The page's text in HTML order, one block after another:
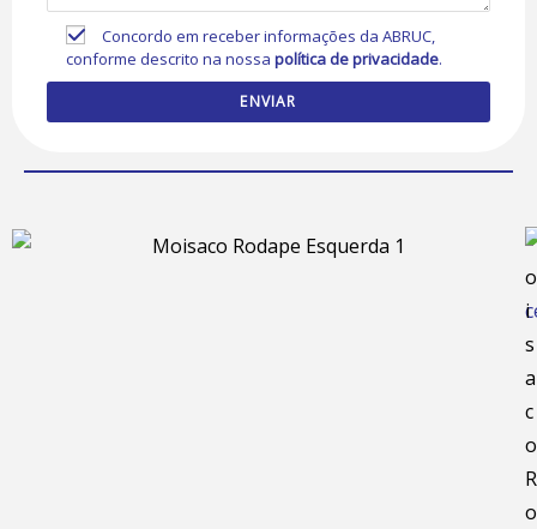
Concordo em receber informações da ABRUC,
conforme descrito na nossapolítica de privacidade.